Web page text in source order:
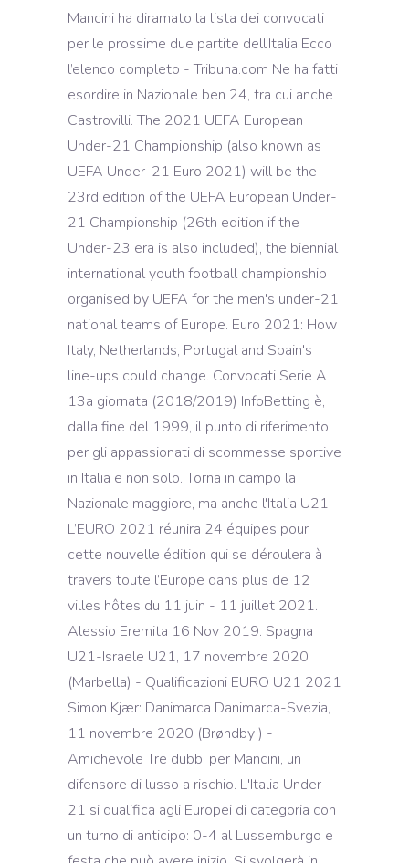
Mancini ha diramato la lista dei convocati
per le prossime due partite dell’Italia Ecco
l’elenco completo - Tribuna.com Ne ha fatti
esordire in Nazionale ben 24, tra cui anche
Castrovilli. The 2021 UEFA European
Under-21 Championship (also known as
UEFA Under-21 Euro 2021) will be the
23rd edition of the UEFA European Under-
21 Championship (26th edition if the
Under-23 era is also included), the biennial
international youth football championship
organised by UEFA for the men's under-21
national teams of Europe. Euro 2021: How
Italy, Netherlands, Portugal and Spain's
line-ups could change. Convocati Serie A
13a giornata (2018/2019) InfoBetting è,
dalla fine del 1999, il punto di riferimento
per gli appassionati di scommesse sportive
in Italia e non solo. Torna in campo la
Nazionale maggiore, ma anche l'Italia U21.
L’EURO 2021 réunira 24 équipes pour
cette nouvelle édition qui se déroulera à
travers toute l’Europe dans plus de 12
villes hôtes du 11 juin - 11 juillet 2021.
Alessio Eremita 16 Nov 2019. Spagna
U21-Israele U21, 17 novembre 2020
(Marbella) - Qualificazioni EURO U21 2021
Simon Kjær: Danimarca Danimarca-Svezia,
11 novembre 2020 (Brøndby ) -
Amichevole Tre dubbi per Mancini, un
difensore di lusso a rischio. L'Italia Under
21 si qualifica agli Europei di categoria con
un turno di anticipo: 0-4 al Lussemburgo e